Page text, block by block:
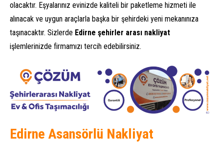
olacaktır. Eşyalarınız evinizde kaliteli bir paketleme hizmeti ile
alınacak ve uygun araçlarla başka bir şehirdeki yeni mekanınıza
taşınacaktır. Sizlerde Edirne şehirler arası nakliyat
işlemlerinizde firmamızı tercih edebilirsiniz.
Edirne Asansörlü Nakliyat